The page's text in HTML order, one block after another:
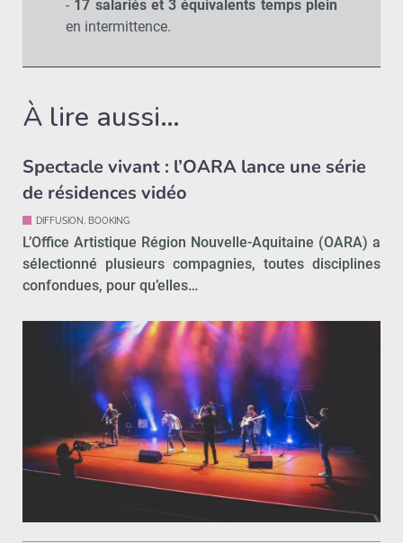
- 17 salariés et 3 équivalents temps plein
en intermittence.
À lire aussi…
Spectacle vivant : l’OARA lance une série
de résidences vidéo
DIFFUSION, BOOKING
L’Office Artistique Région Nouvelle-Aquitaine (OARA) a
sélectionné plusieurs compagnies, toutes disciplines
confondues, pour qu’elles…